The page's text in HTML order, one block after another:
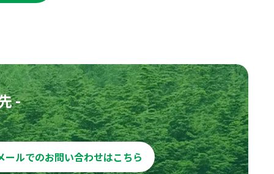
-
ールでのお問い合わせはこちら